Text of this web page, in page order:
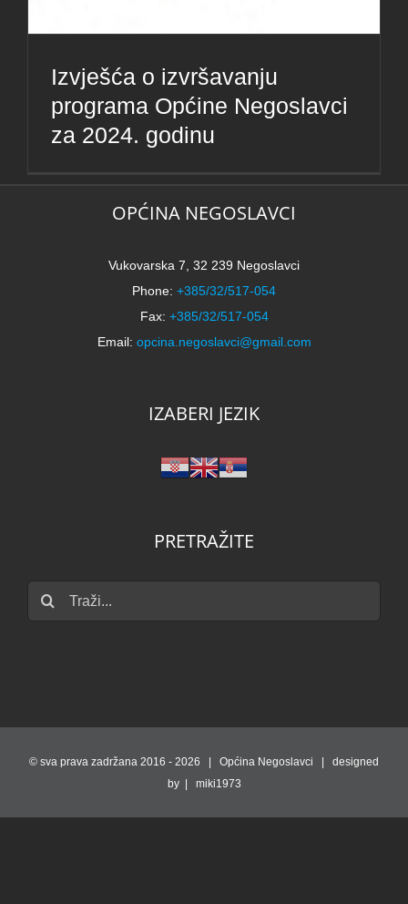
Izvješća o izvršavanju
programa Općine Negoslavci
za 2024. godinu
OPĆINA NEGOSLAVCI
Vukovarska 7, 32 239 Negoslavci
Phone: +385/32/517-054
Fax: +385/32/517-054
Email: opcina.negoslavci@gmail.com
IZABERI JEZIK
PRETRAŽITE
Traži...
© sva prava zadržana 2016 - 2026 | Općina Negoslavci | designed
by | miki1973